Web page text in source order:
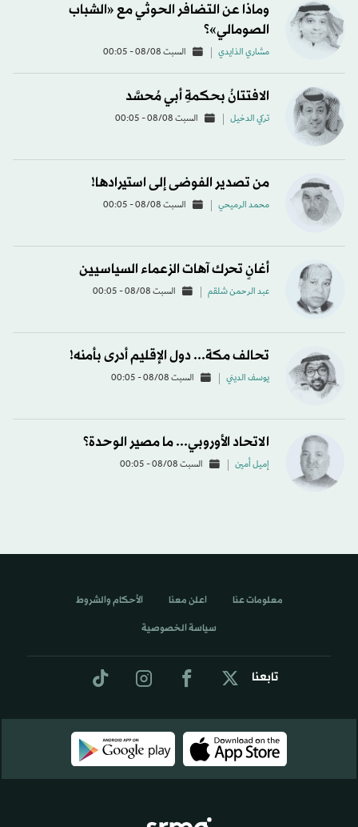
وماذا عن التضافر الحوثي مع «الشباب
الصومالي»؟
مشاري الذايدي السبت 08/08 - 00:05
الافتتانُ بحكمةِ أبي مُحسَّد
تركي الدخيل السبت 08/08 - 00:05
من تصدير الفوضى إلى استيرادها!
محمد الرميحي السبت 08/08 - 00:05
أغانٍ تحرك آهات الزعماء السياسيين
عبد الرحمن شلقم السبت 08/08 - 00:05
تحالف مكة... دول الإقليم أدرى بأمنه!
يوسف الديني السبت 08/08 - 00:05
الاتحاد الأوروبي... ما مصير الوحدة؟
إميل أمين السبت 08/08 - 00:05
تابعنا
معلومات عنا اعلن معنا الأحكام والشروط
سياسة الخصوصية